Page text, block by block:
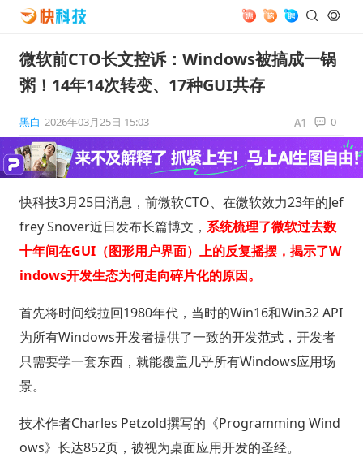
微软前CTO长文控诉：Windows被搞成一锅
粥！14年14次转变、17种GUI共存
黑白 2026年03月25日 15:03 0
快科技3月25日消息，前微软CTO、在微软效力23年的Jef
frey Snover近日发布长篇博文， 系统梳理了微软过去数
十年间在GUI（图形用户界面）上的反复摇摆，揭示了W
indows开发生态为何走向碎片化的原因。
首先将时间线拉回1980年代，当时的Win16和Win32 API
为所有Windows开发者提供了一致的开发范式，开发者
只需要学一套东西，就能覆盖几乎所有Windows应用场
景。
技术作者Charles Petzold撰写的《Programming Wind
ows》长达852页，被视为桌面应用开发的圣经。